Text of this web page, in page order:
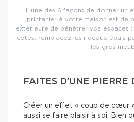
L’une des 6 façons de donner
printanier à votre maison est de
extérieure de pénétrer vos espaces
côtés, remplacez les rideaux épais
les gros meubl
FAITES D’UNE PIERRE
Créer un effet « coup de cœur
aussi se faire plaisir à soi. Bien